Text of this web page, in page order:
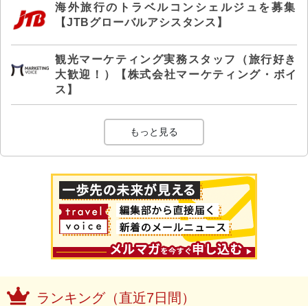
海外旅行のトラベルコンシェルジュを募集
【JTBグローバルアシスタンス】
観光マーケティング実務スタッフ（旅行好き
大歓迎！）【株式会社マーケティング・ボイ
ス】
もっと見る
ランキング（直近7日間）